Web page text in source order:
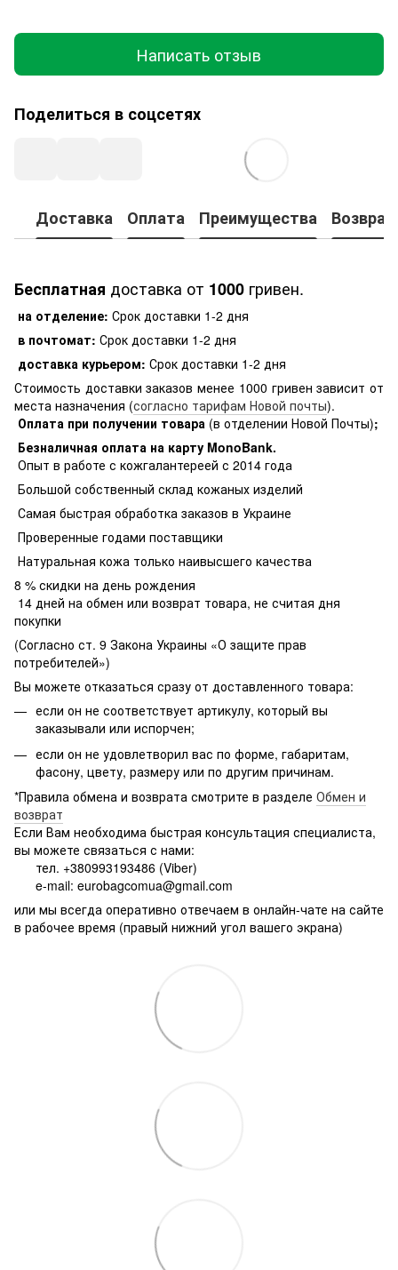
Написать отзыв
Поделиться в соцсетях
Доставка Оплата Преимущества Возврат
Бесплатная доставка от 1000 гривен.
на отделение: Срок доставки 1-2 дня
в почтомат: Срок доставки 1-2 дня
доставка курьером: Срок доставки 1-2 дня
Стоимость доставки заказов менее 1000 гривен зависит от
места назначения (согласно тарифам Новой почты).
Оплата при получении товара (в отделении Новой Почты);
Безналичная оплата на карту MonoBank.
Опыт в работе с кожгалантереей с 2014 года
Большой собственный склад кожаных изделий
Самая быстрая обработка заказов в Украине
Проверенные годами поставщики
Натуральная кожа только наивысшего качества
8 % скидки на день рождения
14 дней на обмен или возврат товара, не считая дня
покупки
(Согласно ст. 9 Закона Украины «О защите прав
потребителей»)
Вы можете отказаться сразу от доставленного товара:
если он не соответствует артикулу, который вы
заказывали или испорчен;
если он не удовлетворил вас по форме, габаритам,
фасону, цвету, размеру или по другим причинам.
*Правила обмена и возврата смотрите в разделе Обмен и
возврат
Если Вам необходима быстрая консультация специалиста,
вы можете связаться с нами:
тел. +380993193486 (Viber)
e-mail: eurobagcomua@gmail.com
или мы всегда оперативно отвечаем в онлайн-чате на сайте
в рабочее время (правый нижний угол вашего экрана)